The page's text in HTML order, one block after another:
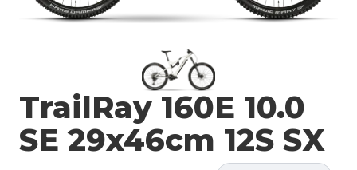
TrailRay 160E 10.0
SE 29x46cm 12S SX